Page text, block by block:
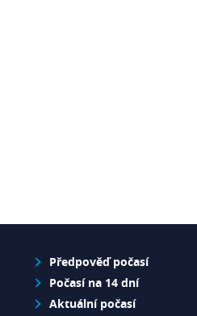
Předpověď počasí
Počasí na 14 dní
Aktuální počasí